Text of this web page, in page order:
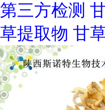
第三方检测
草提取物 甘